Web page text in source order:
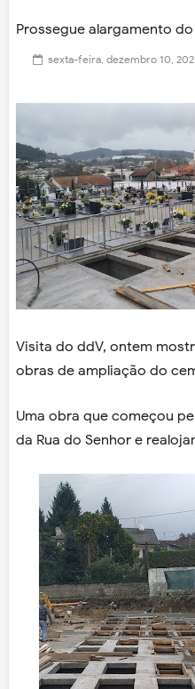
Prossegue alargamento
sexta-feira, dezembro 10,
Visita do ddV, ontem
obras de ampliação do
Uma obra que começou
da Rua do Senhor e